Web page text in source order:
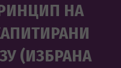
НА
(ИЗБРАНА